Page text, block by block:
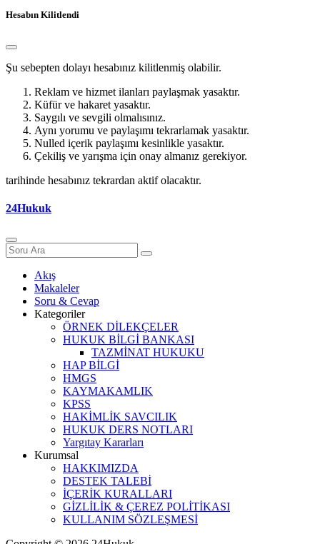
Hesabın Kilitlendi
Şu sebepten dolayı hesabınız kilitlenmiş olabilir.
Reklam ve hizmet ilanları paylaşmak yasaktır.
Küfür ve hakaret yasaktır.
Saygılı ve sevgili olmalısınız.
Aynı yorumu ve paylaşımı tekrarlamak yasaktır.
Nulled içerik paylaşımı kesinlikle yasaktır.
Çekiliş ve yarışma için onay almanız gerekiyor.
tarihinde hesabınız tekrardan aktif olacaktır.
24Hukuk
Akış
Makaleler
Soru & Cevap
Kategoriler
ÖRNEK DİLEKÇELER
HUKUK BİLGİ BANKASI
TAZMİNAT HUKUKU
HAP BİLGİ
HMGS
KAYMAKAMLIK
KPSS
HAKİMLİK SAVCILIK
HUKUK DERS NOTLARI
Yargıtay Kararları
Kurumsal
HAKKIMIZDA
DESTEK TALEBİ
İÇERİK KURALLARI
GİZLİLİK & ÇEREZ POLİTİKASI
KULLANIM SÖZLEŞMESİ